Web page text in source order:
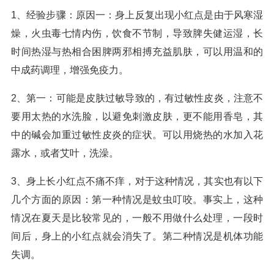
1、经验步骤：原因一：身上反复出现小红点是由于风寒湿
燥，火虫毒七情内伤，饮食不节制，导致脾失健运湿，长
时间热湿与热相合困脾两邪相搏充益肌肤，可以用温和的
中成药调理，增强免疫力。
2、第一：可能是皮肤过敏导致的，有过敏性皮炎，注意不
要用太热的水洗脸，以避免刺激皮肤，更不能用香皂，其
中的碱会加重过敏性皮炎的症状。可以用烧热的水加入花
露水，或者艾叶，洗澡。
3、身上长小红点不痛不痒，对于这种情况，其实也有以下
几个方面的原因：第一种情况是蚊虫叮咬。事实上，这种
情况在夏天是比较常见的，一般不用做什么处理，一段时
间后，身上的小红点就会消失了。第二种情况是机体功能
失调。